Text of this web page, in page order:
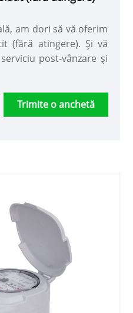
am dori să vă oferim
(fără atingere). Și vă
post-vânzare și
Trimite o anchetă